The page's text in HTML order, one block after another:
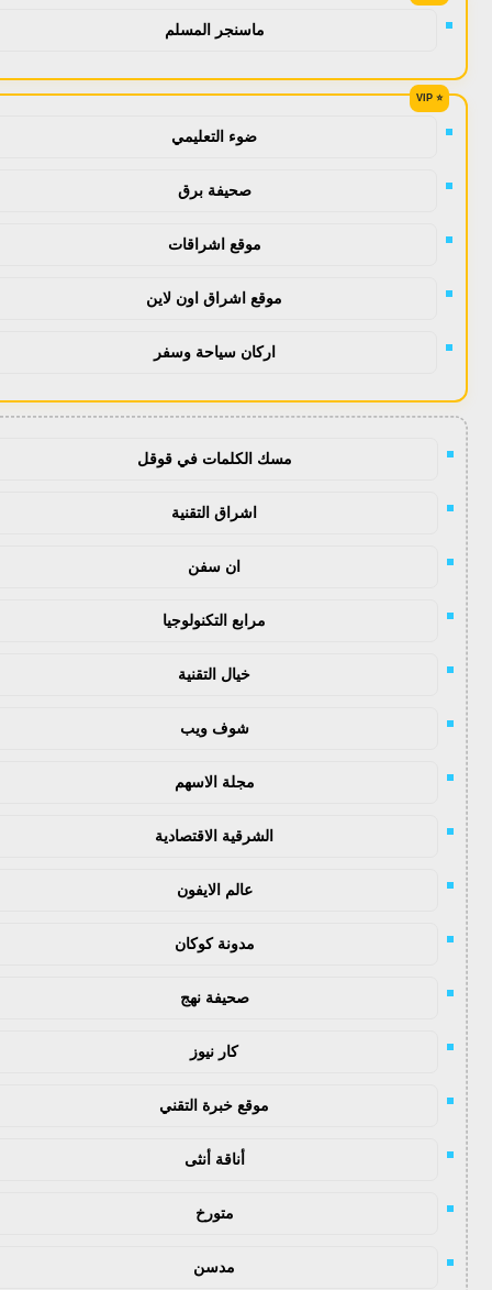
ماسنجر المسلم
ضوء التعليمي
صحيفة برق
موقع اشراقات
موقع اشراق اون لاين
اركان سياحة وسفر
مسك الكلمات في قوقل
اشراق التقنية
ان سفن
مرابع التكنولوجيا
خيال التقنية
شوف ويب
مجلة الاسهم
الشرقية الاقتصادية
عالم الايفون
مدونة كوكان
صحيفة نهج
كار نيوز
موقع خبرة التقني
أناقة أنثى
متورخ
مدسن